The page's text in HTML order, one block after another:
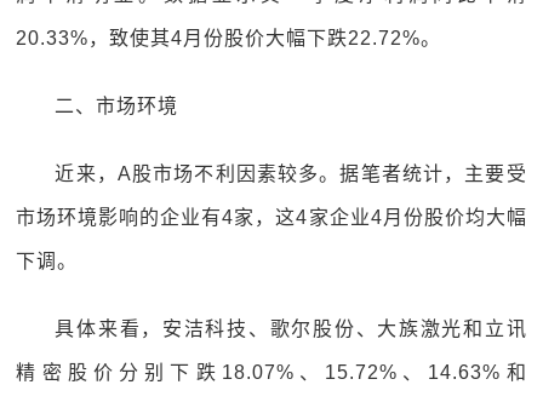
20.33%，致使其4月份股价大幅下跌22.72%。
二、市场环境
近来，A股市场不利因素较多。据笔者统计，主要受
市场环境影响的企业有4家，这4家企业4月份股价均大幅
下调。
具体来看，安洁科技、歌尔股份、大族激光和立讯
精密股价分别下跌18.07%、15.72%、14.63%和